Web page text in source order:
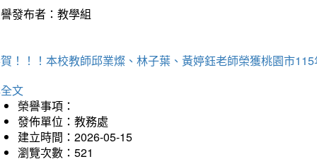
發布者：教學組
！！！本校教師邱業燦、林子葉、黃婷鈺老師榮獲桃園市
文
榮譽事項：
發佈單位：教務處
建立時間：2026-05-15
瀏覽次數：521